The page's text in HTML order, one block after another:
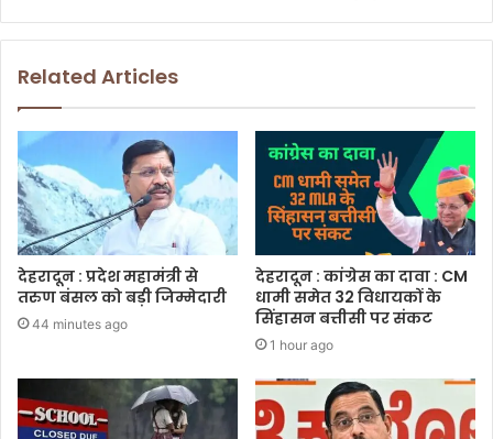
Related Articles
देहरादून : प्रदेश महामंत्री से
तरुण बंसल को बड़ी जिम्मेदारी
44 minutes ago
देहरादून : कांग्रेस का दावा : CM
धामी समेत 32 विधायकों के
सिंहासन बत्तीसी पर संकट
1 hour ago